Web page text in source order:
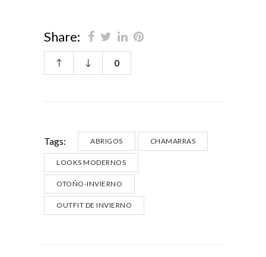
Share:
0
Tags: ABRIGOS CHAMARRAS
LOOKS MODERNOS
OTOÑO-INVIERNO
OUTFIT DE INVIERNO